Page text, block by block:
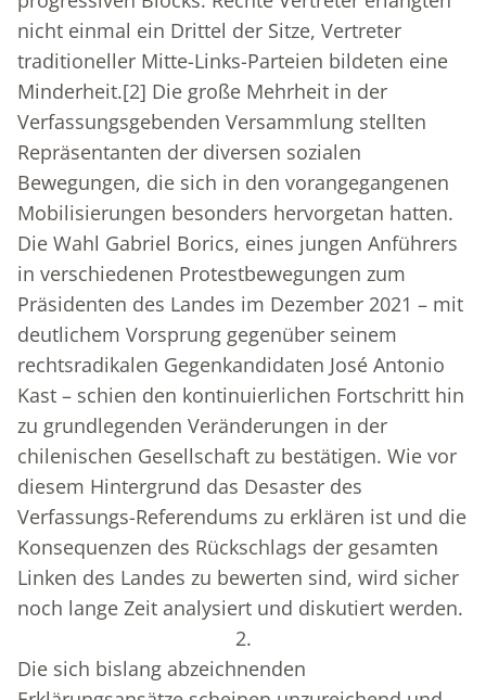
nicht einmal ein Drittel der Sitze, Vertreter
traditioneller Mitte-Links-Parteien bildeten eine
Minderheit.[2] Die große Mehrheit in der
Verfassungsgebenden Versammlung stellten
Repräsentanten der diversen sozialen
Bewegungen, die sich in den vorangegangenen
Mobilisierungen besonders hervorgetan hatten.
Die Wahl Gabriel Borics, eines jungen Anführers
in verschiedenen Protestbewegungen zum
Präsidenten des Landes im Dezember 2021 – mit
deutlichem Vorsprung gegenüber seinem
rechtsradikalen Gegenkandidaten José Antonio
Kast – schien den kontinuierlichen Fortschritt hin
zu grundlegenden Veränderungen in der
chilenischen Gesellschaft zu bestätigen. Wie vor
diesem Hintergrund das Desaster des
Verfassungs-Referendums zu erklären ist und die
Konsequenzen des Rückschlags der gesamten
Linken des Landes zu bewerten sind, wird sicher
noch lange Zeit analysiert und diskutiert werden.
2.
Die sich bislang abzeichnenden